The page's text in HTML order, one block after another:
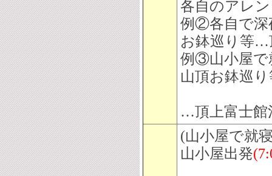
各自のアレ
例②各自で
お鉢巡り等…
例③山小屋で
山頂お鉢巡
…頂上富士館
(山小屋で就
山小屋出発